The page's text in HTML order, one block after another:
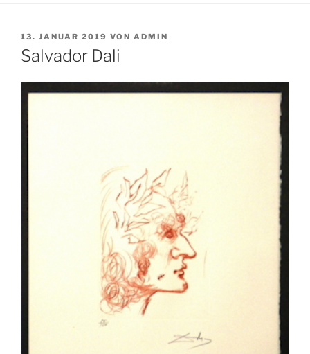
VERÖFFENTLICHT
AM
13. JANUAR 2019 VON ADMIN
Salvador Dali